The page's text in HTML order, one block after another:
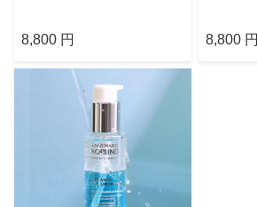
8,800 円 8,800 円